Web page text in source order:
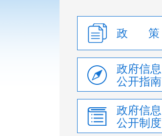
政 策
政府信息
公开指南
政府信息
公开制度